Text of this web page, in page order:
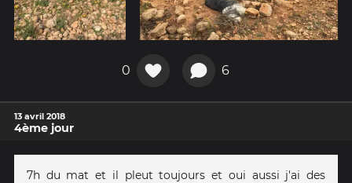
0 6
13 avril 2018
4ème jour
7h du mat et il pleut toujours et oui aussi j'ai des